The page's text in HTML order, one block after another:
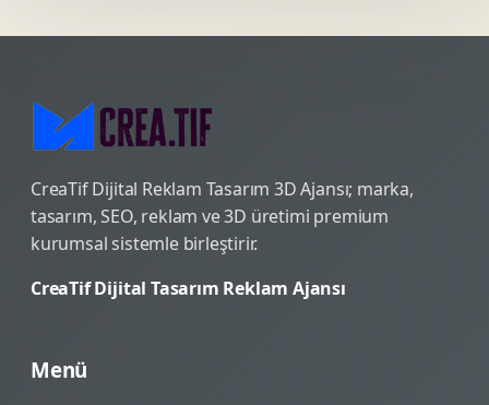
CreaTif Dijital Reklam Tasarım 3D Ajansı; marka,
tasarım, SEO, reklam ve 3D üretimi premium
kurumsal sistemle birleştirir.
CreaTif Dijital Tasarım Reklam Ajansı
Menü